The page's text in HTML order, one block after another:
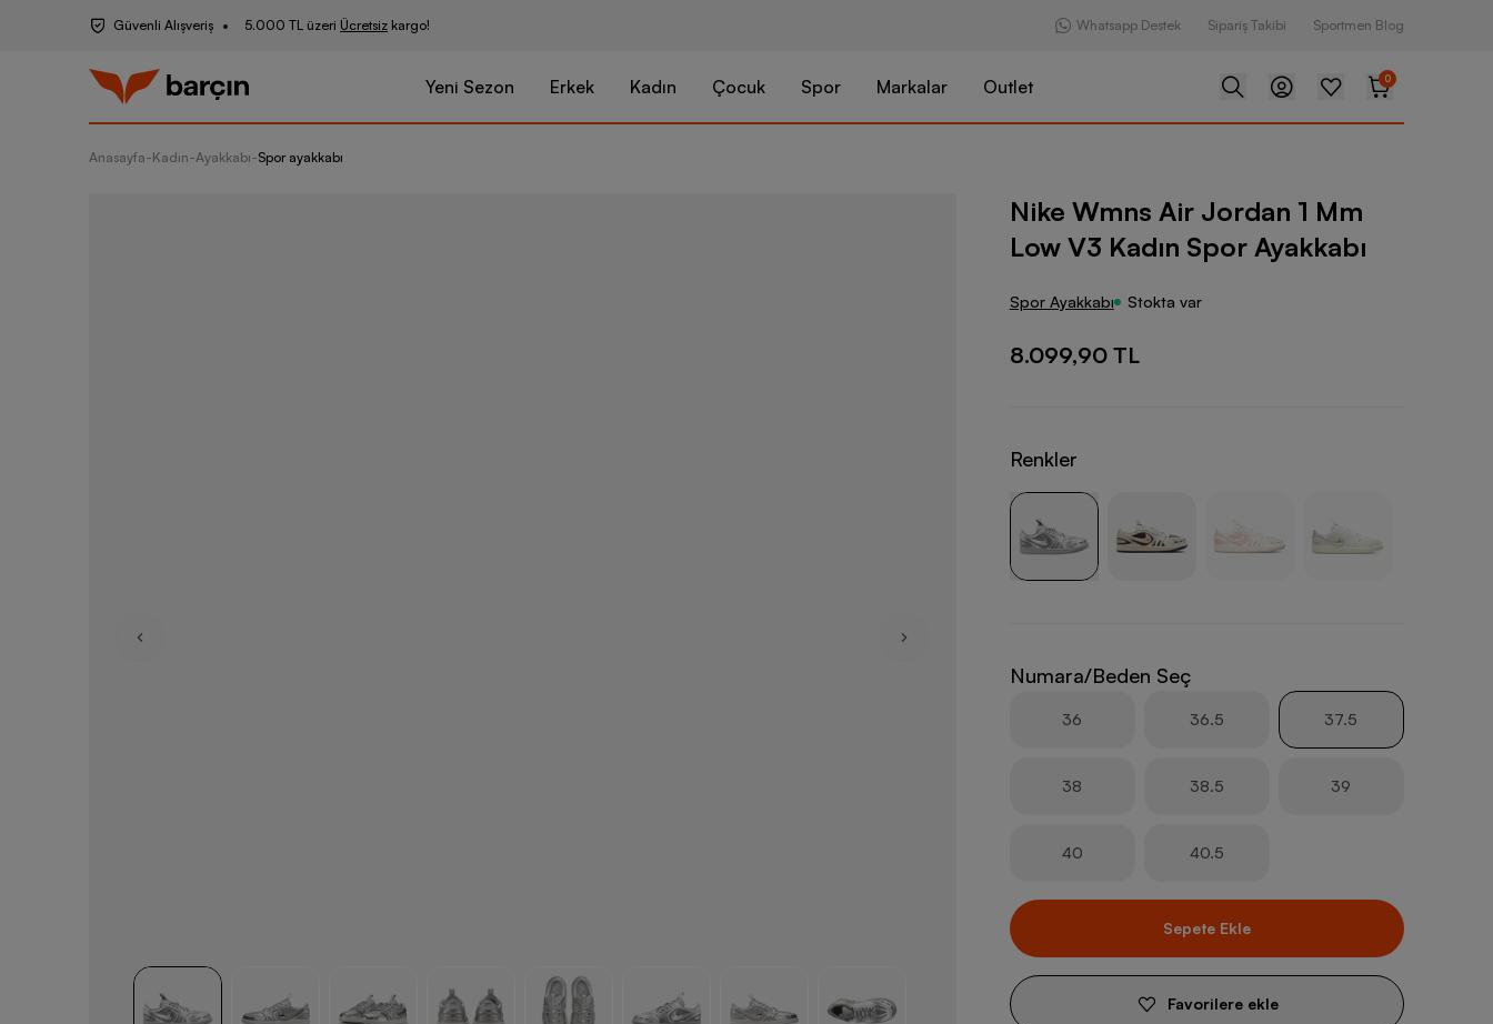
Güvenli Alışveriş 5.000 TL üzeri Ücretsiz kargo! Whatsapp Destek Sipariş Takibi Sportmen Blog
Yeni Sezon Erkek Kadın Çocuk Spor Markalar Outlet 0
Anasayfa-Kadın-Ayakkabı-Spor ayakkabı
Nike Wmns Air Jordan 1 Mm Low V3 Kadın Spor Ayakkabı
Nike Wmns Air Jordan 1 Mm
Low V3 Kadın Spor Ayakkabı
Spor Ayakkabı Stokta var
8.099,90 TL
Renkler
Numara/Beden Seç
36 36.5 37.5
38 38.5 39
40 40.5
Sepete Ekle
Favorilere ekle